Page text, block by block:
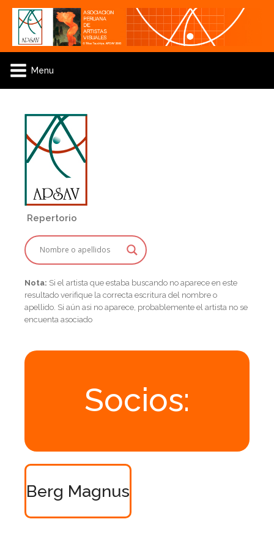
Menu
Repertorio
Nota: Si el artista que estaba buscando no aparece en este
resultado verifique la correcta escritura del nombre o
apellido. Si aún asi no aparece, probablemente el artista no se
encuenta asociado
Socios:
Berg Magnus